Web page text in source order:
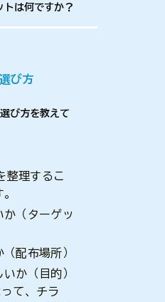
トは何ですか？
び方
び方を教えて
整理するこ
（ターゲッ
配布場所）
か（目的）
て、チラ